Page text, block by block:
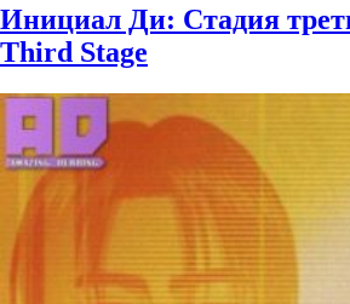
Инициал Ди: Стадия
Third Stage